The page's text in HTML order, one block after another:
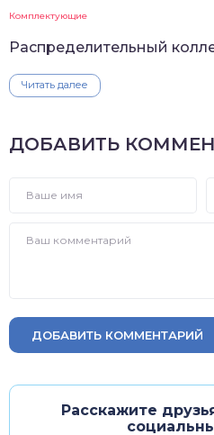
Комплектующие
Распределительный
Читать далее
ДОБАВИТЬ
ДОБАВИТЬ КОММЕНТАРИЙ
Расскажите